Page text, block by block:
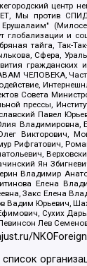
центр
Мы против СПИДа,
глобализации
тайга, Так-
Сфера,
гражданских
ЧЕЛОВЕКА,
Совета
прессы,
Павел
Владимировна,
Викторович,
Рифгатович,
Ян
Владимир
Елена
Закс Елена
Вадим Юрьевич,
Сухих
Лев